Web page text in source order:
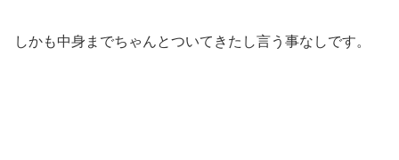
しかも中身までちゃんとついてきたし言う事なしです。